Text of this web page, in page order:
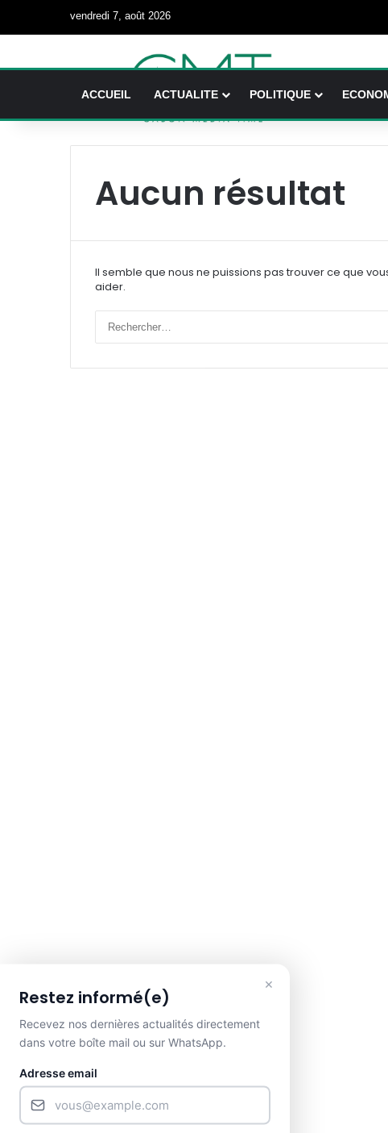
vendredi 7, août 2026
ACCUEIL ACTUALITE POLITIQUE
Aucun résultat
Il semble que nous ne puissions pas trouver ce que
aider.
×
Restez informé(e)
Recevez nos dernières actualités directement
dans votre boîte mail ou sur WhatsApp.
Adresse email